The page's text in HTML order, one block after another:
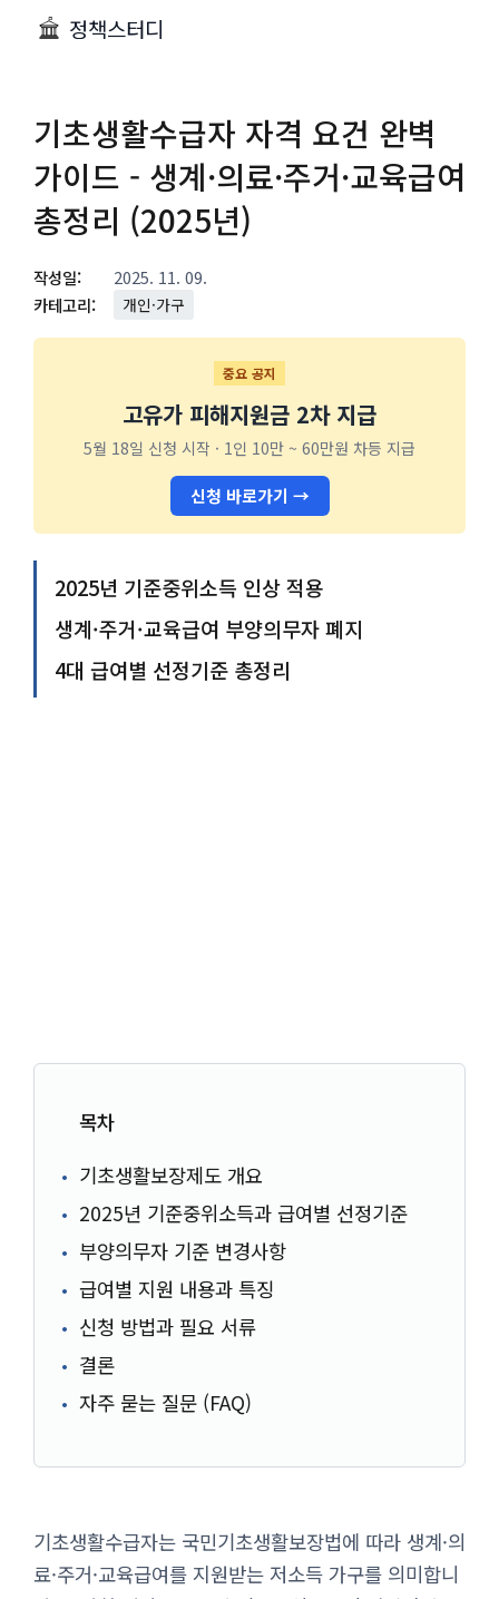
정책스터디
기초생활수급자 자격 요건 완벽
가이드 - 생계·의료·주거·교육급여
총정리 (2025년)
작성일:
2025. 11. 09.
카테고리:
개인·가구
중요 공지
고유가 피해지원금 2차 지급
5월 18일 신청 시작 · 1인 10만 ~ 60만원 차등 지급
신청 바로가기 →
2025년 기준중위소득 인상 적용
생계·주거·교육급여 부양의무자 폐지
4대 급여별 선정기준 총정리
목차
기초생활보장제도 개요
2025년 기준중위소득과 급여별 선정기준
부양의무자 기준 변경사항
급여별 지원 내용과 특징
신청 방법과 필요 서류
결론
자주 묻는 질문 (FAQ)
기초생활수급자는 국민기초생활보장법에 따라 생계·의
료·주거·교육급여를 지원받는 저소득 가구를 의미합니